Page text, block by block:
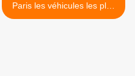
Paris les véhicules les plus
polluants fin 2014 >